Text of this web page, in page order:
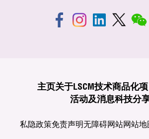
主页关于LSCM技术商品化
活动及消息科技分
私隐政策免责声明无障碍网站网站地